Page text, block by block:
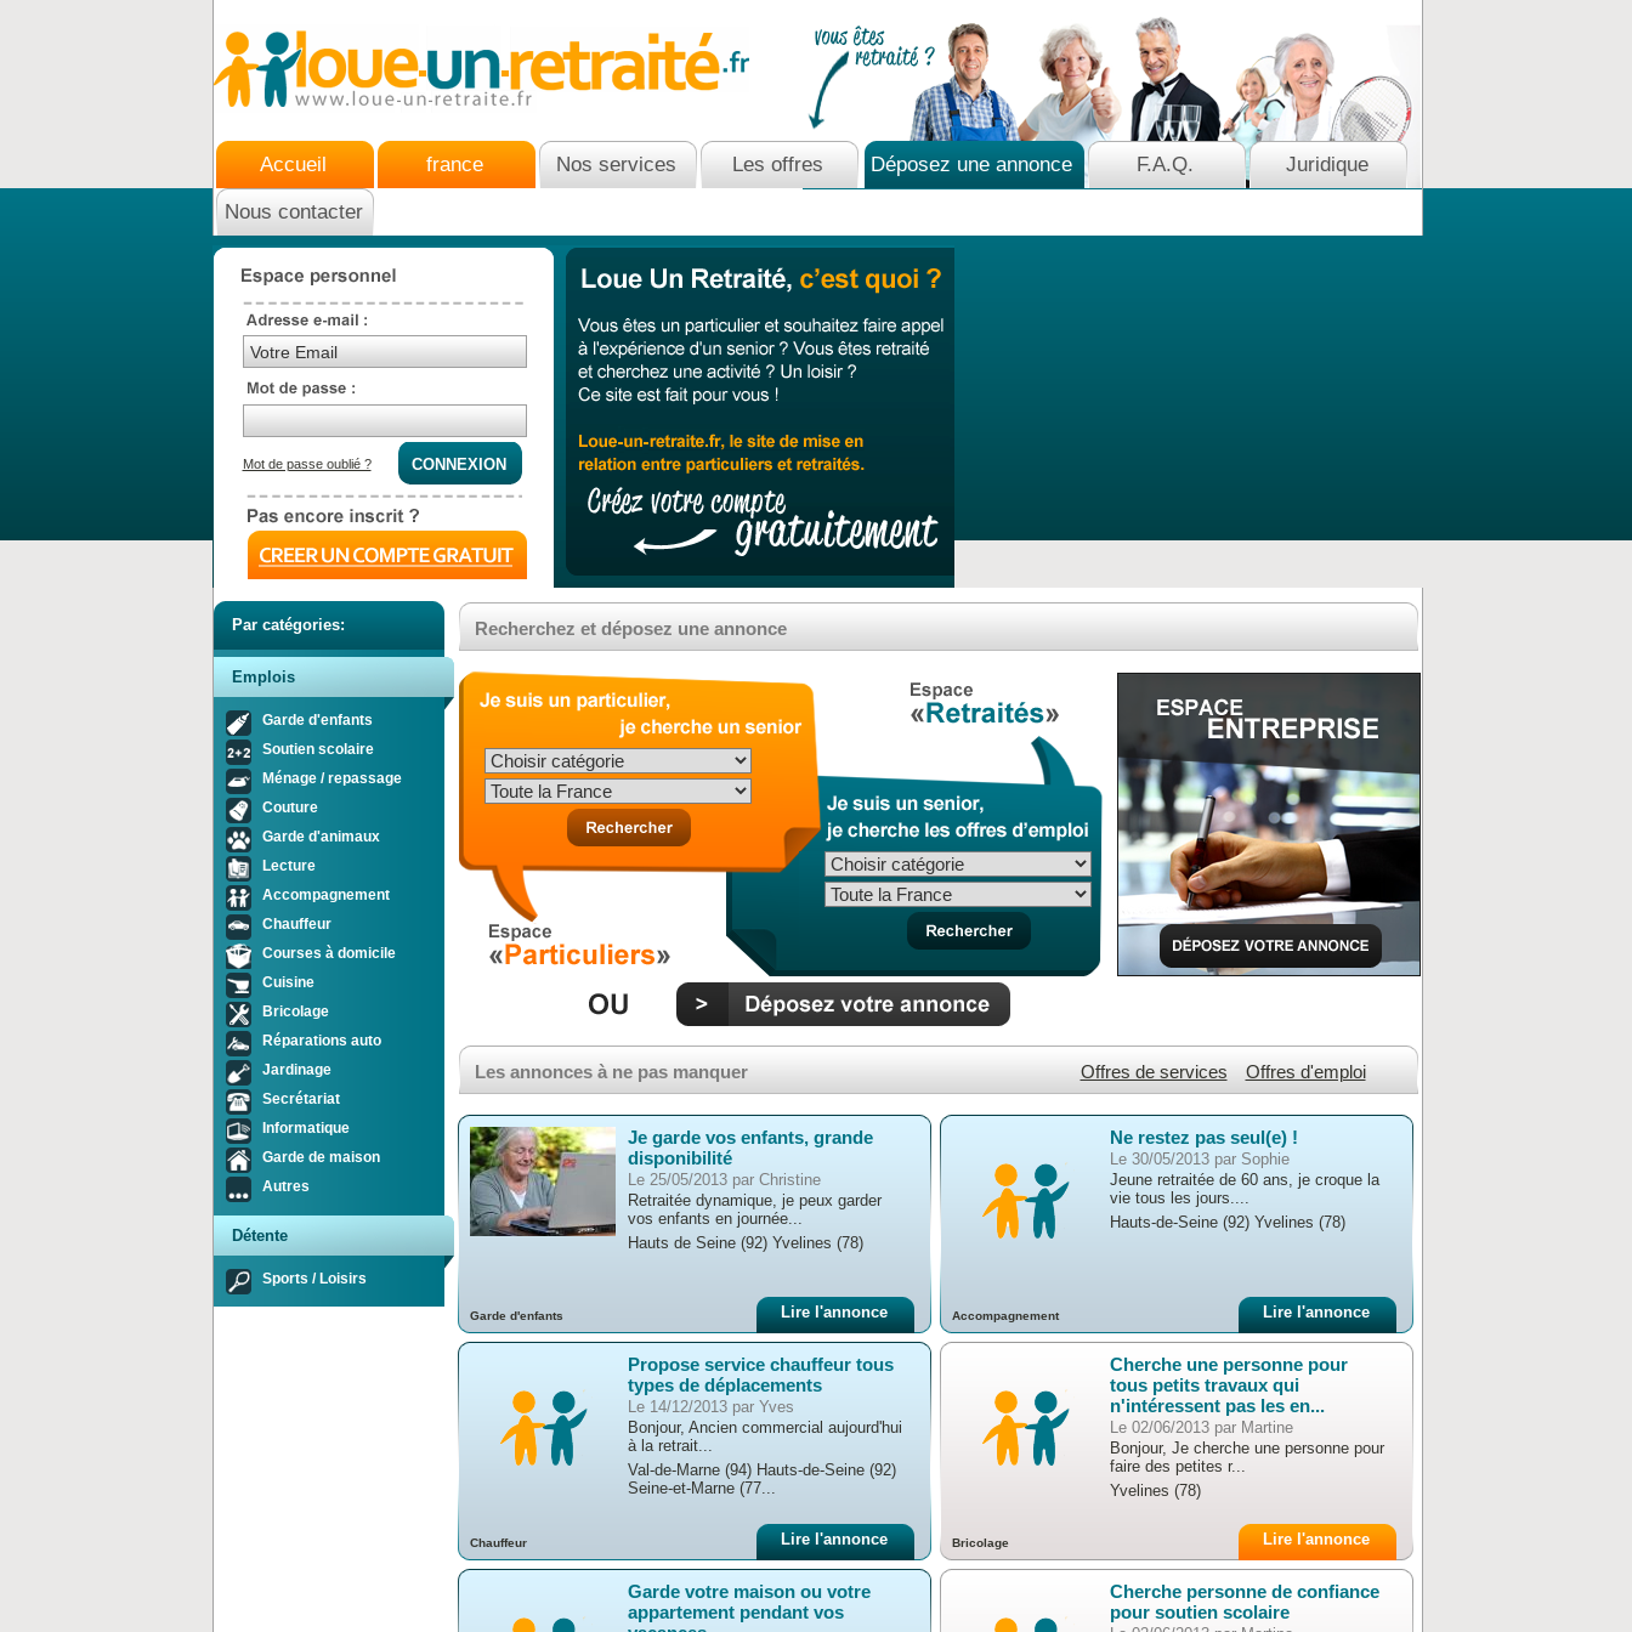
Accueil france Nos services Les offres Déposez une annonce F.A.Q. Juridique
Nous contacter
Mot de passe oublié ?
Par catégories:
Emplois
Garde d'enfants
Soutien scolaire
Ménage / repassage
Couture
Garde d'animaux
Lecture
Accompagnement
Chauffeur
Courses à domicile
Cuisine
Bricolage
Réparations auto
Jardinage
Secrétariat
Informatique
Garde de maison
Autres
Détente
Sports / Loisirs
Recherchez et déposez une annonce
Les annonces à ne pas manquer Offres d'emploi
Offres de services
Garde d'enfants
Je garde vos enfants, grande
disponibilité
Le 25/05/2013 par Christine
Retraitée dynamique, je peux garder
vos enfants en journée...
Hauts de Seine (92) Yvelines (78)
Lire l'annonce Accompagnement
Ne restez pas seul(e) !
Le 30/05/2013 par Sophie
Jeune retraitée de 60 ans, je croque la
vie tous les jours....
Hauts-de-Seine (92) Yvelines (78)
Lire l'annonce
Chauffeur
Propose service chauffeur tous
types de déplacements
Le 14/12/2013 par Yves
Bonjour, Ancien commercial aujourd'hui
à la retrait...
Val-de-Marne (94) Hauts-de-Seine (92)
Seine-et-Marne (77...
Lire l'annonce Bricolage
Cherche une personne pour
tous petits travaux qui
n'intéressent pas les en...
Le 02/06/2013 par Martine
Bonjour, Je cherche une personne pour
faire des petites r...
Yvelines (78)
Lire l'annonce
Garde votre maison ou votre
appartement pendant vos
Cherche personne de confiance
pour soutien scolaire